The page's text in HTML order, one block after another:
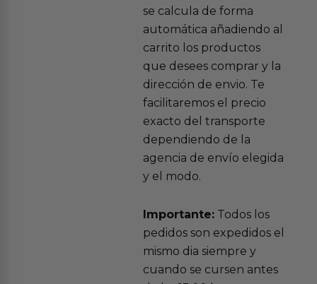
se calcula de forma
automática añadiendo al
carrito los productos
que desees comprar y la
dirección de envio. Te
facilitaremos el precio
exacto del transporte
dependiendo de la
agencia de envío elegida
y el modo.
Importante:Todos los
pedidos son expedidos el
mismo dia siempre y
cuando se cursen antes